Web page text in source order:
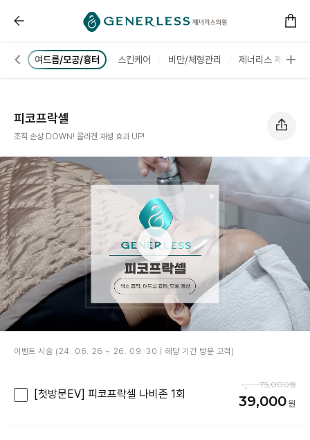
피코프락셀 :: 부천피부과
조 여드름/모공/흉터 스킨케어 비만/체형관리 제너리스 제로팻
피코프락셀
조직 손상 DOWN! 콜라겐 재생 효과 UP!
이벤트 시술 (24. 06. 26 ~ 26. 09. 30 | 해당 기간 방문 고객)
[첫방문EV] 피코프락셀 나비존 1회
75,000
39,000